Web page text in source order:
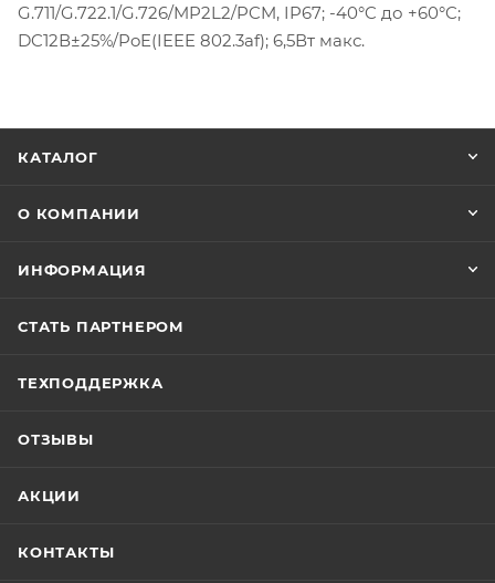
G.711/G.722.1/G.726/MP2L2/PCM, IP67; -40°C до +60°C;
DC12В±25%/PoE(IEEE 802.3af); 6,5Вт макс.
КАТАЛОГ
О КОМПАНИИ
ИНФОРМАЦИЯ
СТАТЬ ПАРТНЕРОМ
ТЕХПОДДЕРЖКА
ОТЗЫВЫ
АКЦИИ
КОНТАКТЫ